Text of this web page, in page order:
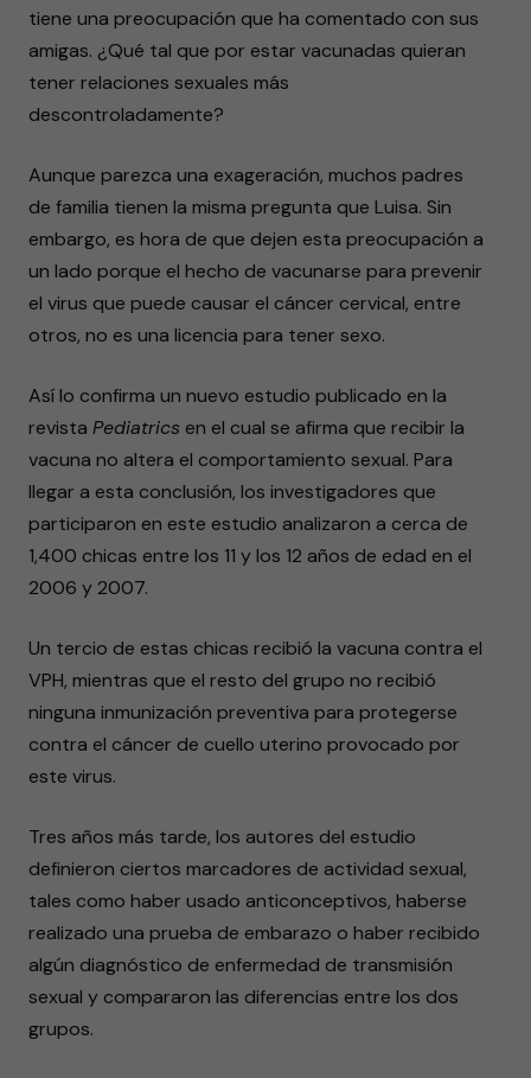
tiene una preocupación que ha comentado con sus
amigas. ¿Qué tal que por estar vacunadas quieran
tener relaciones sexuales más
descontroladamente?
Aunque parezca una exageración, muchos padres
de familia tienen la misma pregunta que Luisa. Sin
embargo, es hora de que dejen esta preocupación a
un lado porque el hecho de vacunarse para prevenir
el virus que puede causar el cáncer cervical, entre
otros, no es una licencia para tener sexo.
Así lo confirma un nuevo estudio publicado en la
revista Pediatrics en el cual se afirma que recibir la
vacuna no altera el comportamiento sexual. Para
llegar a esta conclusión, los investigadores que
participaron en este estudio analizaron a cerca de
1,400 chicas entre los 11 y los 12 años de edad en el
2006 y 2007.
Un tercio de estas chicas recibió la vacuna contra el
VPH, mientras que el resto del grupo no recibió
ninguna inmunización preventiva para protegerse
contra el cáncer de cuello uterino provocado por
este virus.
Tres años más tarde, los autores del estudio
definieron ciertos marcadores de actividad sexual,
tales como haber usado anticonceptivos, haberse
realizado una prueba de embarazo o haber recibido
algún diagnóstico de enfermedad de transmisión
sexual y compararon las diferencias entre los dos
grupos.